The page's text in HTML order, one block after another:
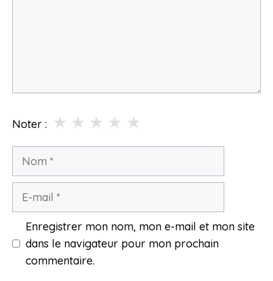
Noter : ★
★
★
★
★
Nom
Enregistrer mon nom, mon e-mail et mon site
dans le navigateur pour mon prochain
commentaire.